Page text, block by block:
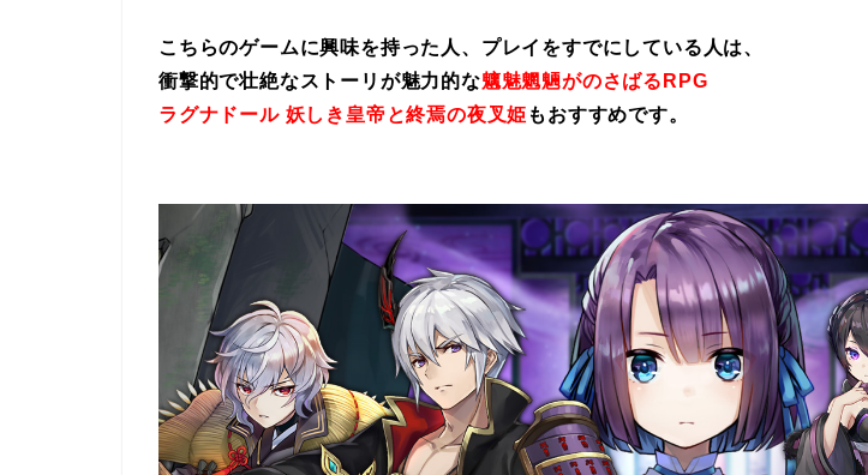
こちらのゲームに興味を持った人、プレイをすでにしている人は、
衝撃的で壮絶なストーリが魅力的な魑魅魍魎がのさばるRPG
ラグナドール 妖しき皇帝と終焉の夜叉姫 もおすすめです。